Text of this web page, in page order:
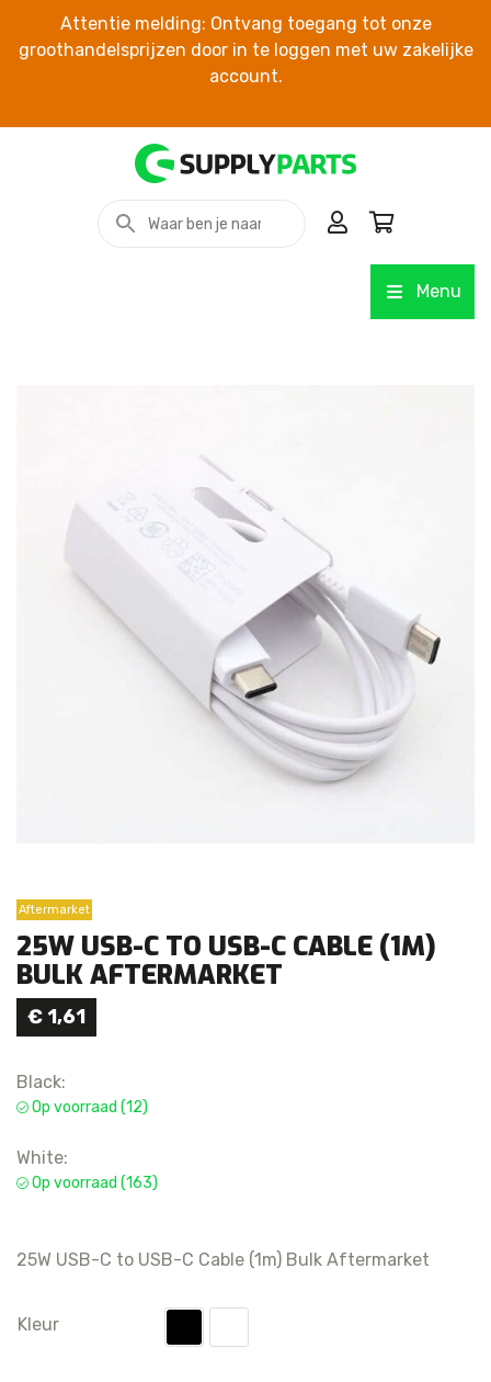
Attentie melding: Ontvang toegang tot onze
groothandelsprijzen door in te loggen met uw zakelijke
account.
Menu
Aftermarket
25W USB-C TO USB-C CABLE (1M)
BULK AFTERMARKET
€ 1,61
Black:
Op voorraad (12)
White:
Op voorraad (163)
25W USB-C to USB-C Cable (1m) Bulk Aftermarket
Kleur